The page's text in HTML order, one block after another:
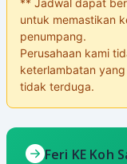
untuk memastikan
penumpang.
Perusahaan kami
keterlambatan
tidak terduga.
Feri KE Koh